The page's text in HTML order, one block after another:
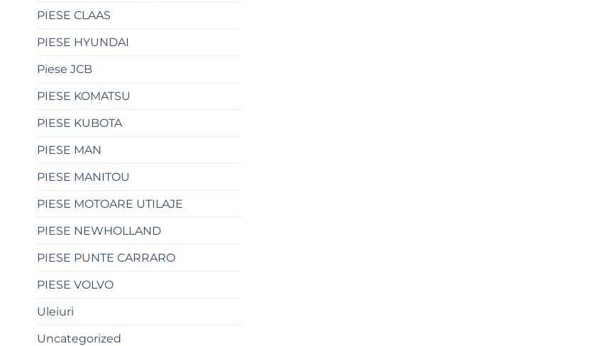
PIESE CLAAS
PIESE HYUNDAI
Piese JCB
PIESE KOMATSU
PIESE KUBOTA
PIESE MAN
PIESE MANITOU
PIESE MOTOARE UTILAJE
PIESE NEWHOLLAND
PIESE PUNTE CARRARO
PIESE VOLVO
Uleiuri
Uncategorized